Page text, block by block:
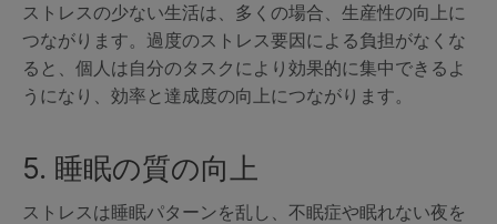
ストレスの少ない生活は、多くの場合、生産性の向上に
つながります。過度のストレス要因による負担がなくな
ると、個人は自分のタスクにより効果的に集中できるよ
うになり、効率と達成度の向上につながります。
5. 睡眠の質の向上
ストレスは睡眠パターンを乱し、不眠症や眠れない夜を